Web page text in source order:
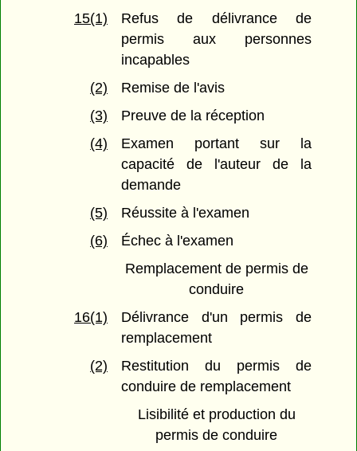
15(1)
Refus de délivrance de
permis aux personnes
incapables
(2)
Remise de l'avis
(3)
Preuve de la réception
(4)
Examen portant sur la
capacité de l'auteur de la
demande
(5)
Réussite à l'examen
(6)
Échec à l'examen
Remplacement de permis de
conduire
16(1)
Délivrance d'un permis de
remplacement
(2)
Restitution du permis de
conduire de remplacement
Lisibilité et production du
permis de conduire